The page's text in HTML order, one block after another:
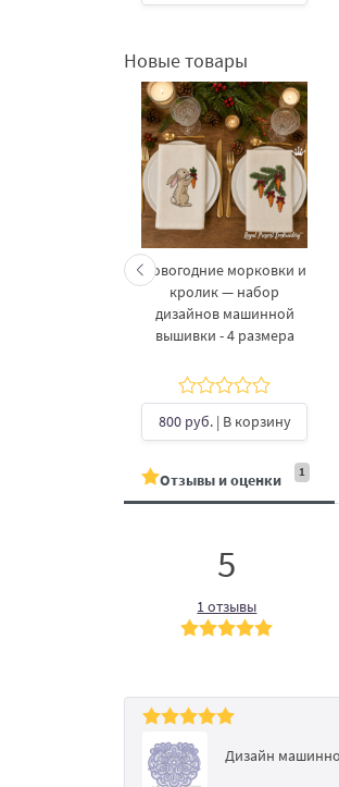
Новые товары
Новогодние морковки и
кролик — набор
дизайнов машинной
вышивки - 4 размера
800 руб.| В корзину
Отзывы и оценки 1
5
1 отзывы
Дизайн